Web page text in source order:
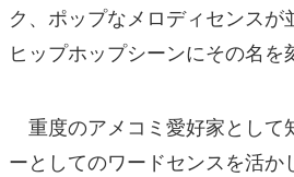
ク、ポップなメロディセンス
ヒップホップシーンにその名を
重度のアメコミ愛好家として
ーとしてのワードセンスを活か